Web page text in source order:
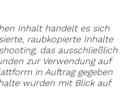
Inhalt handelt es sich
raubkopierte Inhalte
das ausschließlich
zur Verwendung auf
in Auftrag gegeben
wurden mit Blick auf